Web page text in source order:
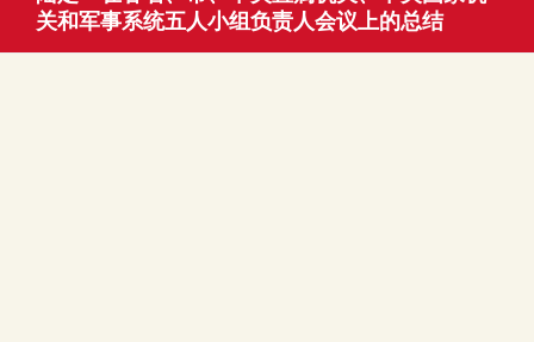
关和军事系统五人小组负责人会议上的总结